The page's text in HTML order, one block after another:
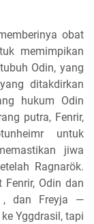
obat
memimpikan
Odin, yang
ditakdirkan
hukum Odin
putra, Fenrir,
untuk
jiwa
Ragnarök.
Odin dan
, dan Freyja —
Yggdrasil, tapi